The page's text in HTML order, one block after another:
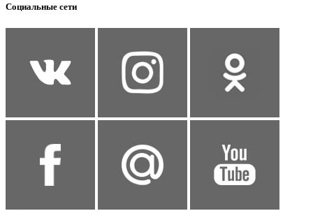
Социальные сети